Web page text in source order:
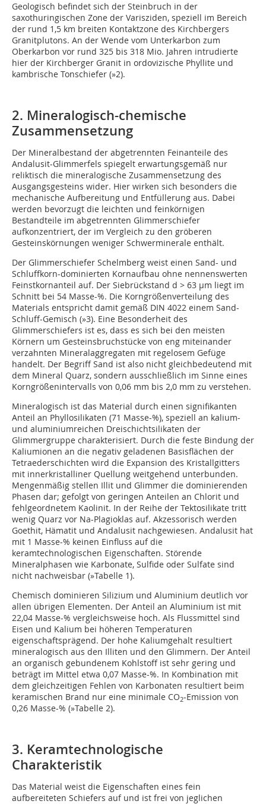
Geologisch befindet sich der Steinbruch in der
saxothuringischen Zone der Varisziden, speziell im Bereich
der rund 1,5 km breiten Kontaktzone des Kirchbergers
Granitplutons. An der Wende vom Unterkarbon zum
Oberkarbon vor rund 325 bis 318 Mio. Jahren intrudierte
hier der Kirchberger Granit in ordovizische Phyllite und
kambrische Tonschiefer (»2).
2. Mineralogisch-chemische
Zusammensetzung
Der Mineralbestand der abgetrennten Feinanteile des
Andalusit-Glimmerfels spiegelt erwartungsgemäß nur
reliktisch die mineralogische Zusammensetzung des
Ausgangsgesteins wider. Hier wirken sich besonders die
mechanische Aufbereitung und Entfüllerung aus. Dabei
werden bevorzugt die leichten und feinkörnigen
Bestandteile im abgetrennten Glimmerschiefer
aufkonzentriert, der im Vergleich zu den gröberen
Gesteinskörnungen weniger Schwerminerale enthält.
Der Glimmerschiefer Schelmberg weist einen Sand- und
Schluffkorn-dominierten Kornaufbau ohne nennenswerten
Feinstkornanteil auf. Der Siebrückstand d > 63 µm liegt im
Schnitt bei 54 Masse-%. Die Korngrößenverteilung des
Materials entspricht damit gemäß DIN 4022 einem Sand-
Schluff-Gemisch (»3). Eine Besonderheit des
Glimmerschiefers ist es, dass es sich bei den meisten
Körnern um Gesteinsbruchstücke von eng miteinander
verzahnten Mineralaggregaten mit regelosem Gefüge
handelt. Der Begriff Sand ist also nicht gleichbedeutend mit
dem Mineral Quarz, sondern ausschließlich im Sinne eines
Korngrößenintervalls von 0,06 mm bis 2,0 mm zu verstehen.
Mineralogisch ist das Material durch einen signifikanten
Anteil an Phyllosilikaten (71 Masse-%), speziell an kalium-
und aluminiumreichen Dreischichtsilikaten der
Glimmergruppe charakterisiert. Durch die feste Bindung der
Kaliumionen an die negativ geladenen Basisflächen der
Tetraederschichten wird die Expansion des Kristallgitters
mit innerkristalliner Quellung weitgehend unterbunden.
Mengenmäßig stellen Illit und Glimmer die dominierenden
Phasen dar; gefolgt von geringen Anteilen an Chlorit und
fehlgeordnetem Kaolinit. In der Reihe der Tektosilikate tritt
wenig Quarz vor Na-Plagioklas auf. Akzessorisch werden
Goethit, Hämatit und Andalusit nachgewiesen. Andalusit hat
mit 1 Masse-% keinen Einfluss auf die
keramtechnologischen Eigenschaften. Störende
Mineralphasen wie Karbonate, Sulfide oder Sulfate sind
nicht nachweisbar (»Tabelle 1).
Chemisch dominieren Silizium und Aluminium deutlich vor
allen übrigen Elementen. Der Anteil an Aluminium ist mit
22,04 Masse-% vergleichsweise hoch. Als Flussmittel sind
Eisen und Kalium bei höheren Temperaturen
eigenschaftsprägend. Der hohe Kaliumgehalt resultiert
mineralogisch aus den Illiten und den Glimmern. Der Anteil
an organisch gebundenem Kohlstoff ist sehr gering und
beträgt im Mittel etwa 0,07 Masse-%. In Kombination mit
dem gleichzeitigen Fehlen von Karbonaten resultiert beim
keramischen Brand nur eine minimale CO2-Emission von
0,26 Masse-% (»Tabelle 2).
3. Keramtechnologische
Charakteristik
Das Material weist die Eigenschaften eines fein
aufbereiteten Schiefers auf und ist frei von jeglichen